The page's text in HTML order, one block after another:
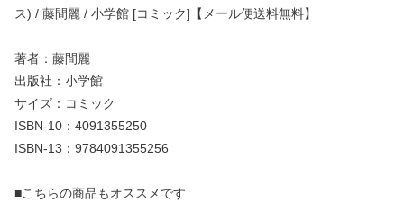
ス) / 藤間麗 / 小学館 [コミック]【メール便送料無料】
著者：藤間麗
出版社：小学館
サイズ：コミック
ISBN-10：4091355250
ISBN-13：9784091355256
■こちらの商品もオススメです